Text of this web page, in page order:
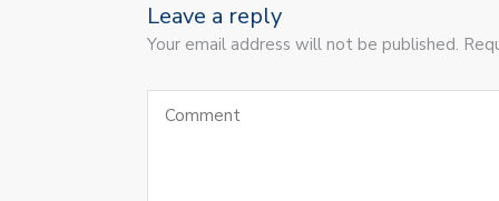
Leave a reply
Your email address will not be published.